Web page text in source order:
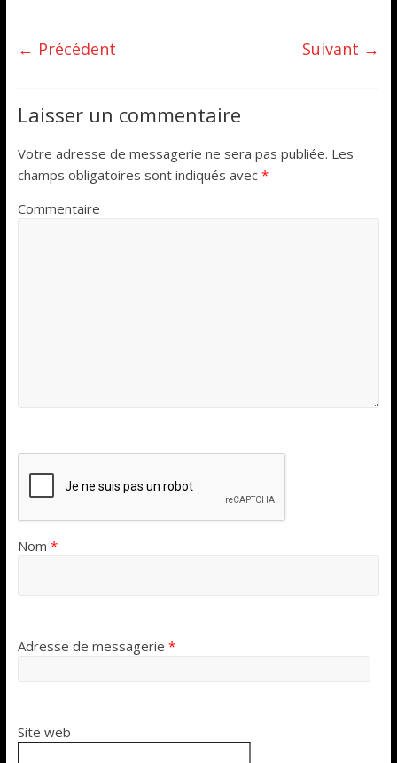
← Précédent Suivant →
Laisser un commentaire
Votre adresse de messagerie ne sera pas publiée. Les
champs obligatoires sont indiqués avec *
Commentaire
Nom *
Adresse de messagerie *
Site web